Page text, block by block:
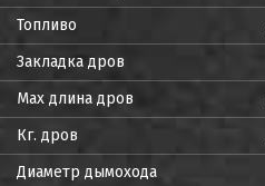
Топливо
Закладка дров
Max длина дров
Кг. дров
Диаметр дымохода